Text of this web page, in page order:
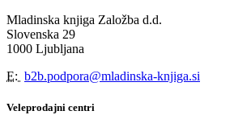
Mladinska knjiga Založba d.d.
Slovenska 29
1000 Ljubljana
E: b2b.podpora@mladinska-knjiga.si
Veleprodajni centri